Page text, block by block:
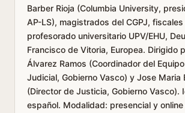
Barber Rioja (Columbia University,
AP-LS), magistrados del CGPJ,
profesorado universitario UPV/EHU,
Francisco de Vitoria, Europea. Dirigido
Álvarez Ramos (Coordinador del
Judicial, Gobierno Vasco) y Jose Maria
(Director de Justicia, Gobierno Vasco).
español. Modalidad: presencial y